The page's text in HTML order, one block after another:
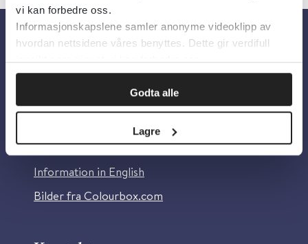
vi kan forbedre oss.
Informasjonskapslene samler anonyme videoklipp av
hvordan nettsidene våres benyttes. Dette gir verdifull
innsikt som gjør at vi kan forbedre oss.
Godta alle
Lagre
Om oss
Om Helsebiblioteket
Personvern og informasjonskapsler
Tilgjengelighetserklæring
Information in English
Bilder fra Colourbox.com